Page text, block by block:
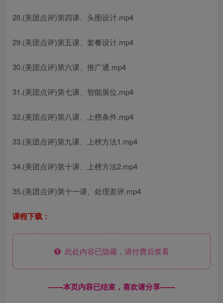
28.(美团点评)第四课、头图设计.mp4
29.(美团点评)第五课、套餐设计.mp4
30.(美团点评)第六课、推广通.mp4
31.(美团点评)第七课、智能展位.mp4
32.(美团点评)第八课、上榜条件.mp4
33.(美团点评)第九课、上榜方法1.mp4
34.(美团点评)第十课、上榜方法2.mp4
35.(美团点评)第十一课、处理差评.mp4
课程下载：
此处内容已隐藏，请付费后查看
------本页内容已结束，喜欢请分享------